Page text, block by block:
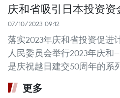
庆和省吸引日本投资资
07/10/2023 09:12
落实2023年庆和省投资促进
人民委员会举行2023年庆
是庆祝越日建交50周年的系
更多